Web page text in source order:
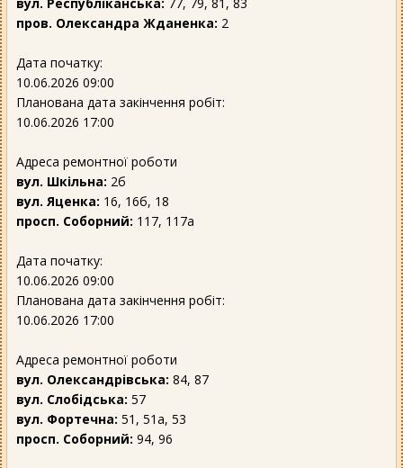
пров. Олександра Жданенка: 2
Дата початку:
10.06.2026 09:00
Планована дата закінчення робіт:
10.06.2026 17:00
Адреса ремонтної роботи
вул. Шкільна: 2б
вул. Яценка: 16, 16б, 18
просп. Соборний: 117, 117а
Дата початку:
10.06.2026 09:00
Планована дата закінчення робіт:
10.06.2026 17:00
Адреса ремонтної роботи
вул. Олександрівська: 84, 87
вул. Слобідська: 57
вул. Фортечна: 51, 51а, 53
просп. Соборний: 94, 96